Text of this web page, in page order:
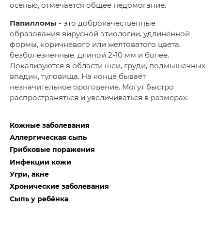
осенью, отмечается общее недомогание.
Папилломы - это доброкачественные
образования вирусной этиологии, удлинённой
формы, коричневого или желтоватого цвета,
безболезненные, длиной 2-10 мм и более.
Локализуются в области шеи, груди, подмышечных
впадин, туловища. На конце бывает
незначительное ороговение. Могут быстро
распространяться и увеличиваться в размерах.
Кожные заболевания
Аллергическая сыпь
Грибковые поражения
Инфекции кожи
Угри, акне
Хронические заболевания
Сыпь у ребёнка